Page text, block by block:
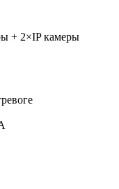
+ 2×IP камеры